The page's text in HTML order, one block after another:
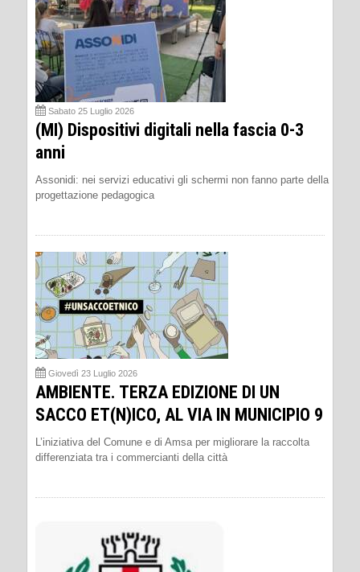
Sabato 25 Luglio 2026
(MI) Dispositivi digitali nella fascia 0-3
anni
Assonidi: nei servizi educativi gli schermi non fanno parte della
progettazione pedagogica
Giovedì 23 Luglio 2026
AMBIENTE. TERZA EDIZIONE DI UN
SACCO ET(N)ICO, AL VIA IN MUNICIPIO 9
L’iniziativa del Comune e di Amsa per migliorare la raccolta
differenziata tra i commercianti della città